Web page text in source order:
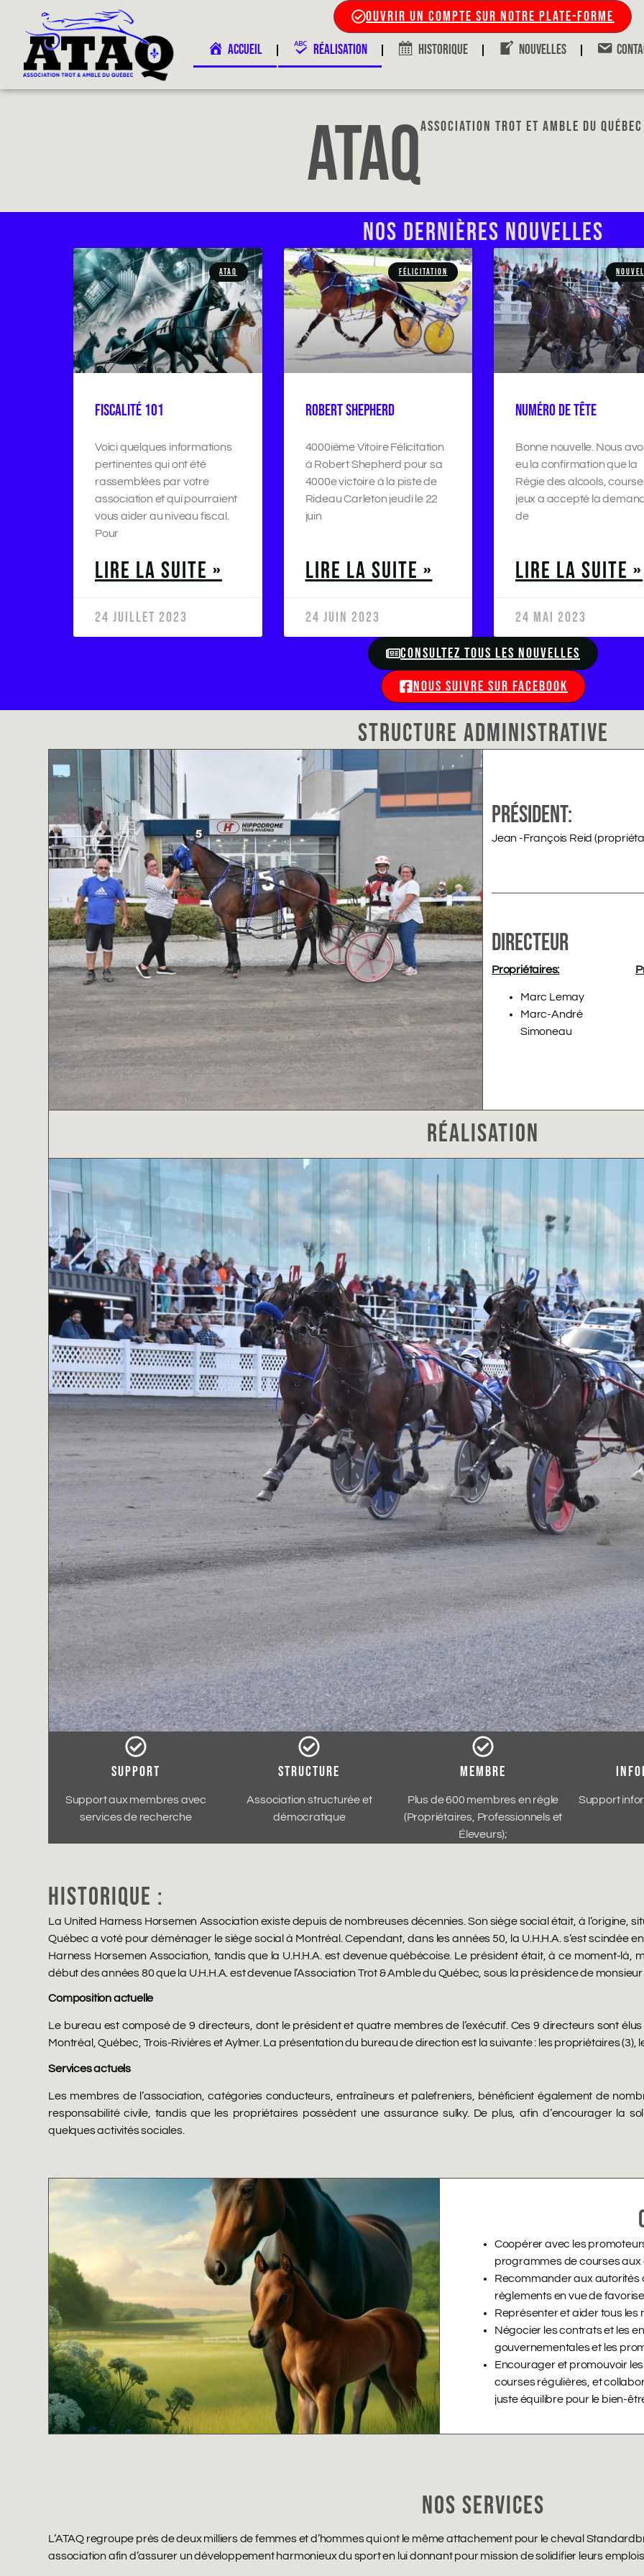
OUVRIR UN COMPTE SUR NOTRE PLATE-FORME
ACCUEIL RÉALISATION HISTORIQUE NOUVELLES
ATAQASSOCIATION TROT ET AMBLE DU QUÉBEC
NOS DERNIÈRES NOUVELLES
ATAQ
FISCALITÉ 101
Voici quelques informations
pertinentes qui ont été
rassemblées par votre
association et qui pourraient
vous aider au niveau fiscal.
Pour
LIRE LA SUITE »
24 JUILLET 2023
FÉLICITATION
ROBERT SHEPHERD
4000ième Vitoire Félicitation
à Robert Shepherd pour sa
4000e victoire à la piste de
Rideau Carleton jeudi le 22
juin
LIRE LA SUITE »
24 JUIN 2023
NUMÉRO DE TÊTE
Bonne nouvelle. Nous
eu la confirmation que la
Régie des alcools,
jeux a accepté la
de
LIRE LA SUITE »
24 MAI 2023
CONSULTEZ TOUS LES NOUVELLES
NOUS SUIVRE SUR FACEBOOK
STRUCTURE ADMINISTRATIVE
PRÉSIDENT:
Jean -François Reid
DIRECTEUR
Propriétaires:
Marc Lemay
Marc-André
Simoneau
RÉALISATION
SUPPORT
Support aux membres avec
services de recherche
STRUCTURE
Association structurée et
démocratique
MEMBRE
Plus de 600 membres en règle
(Propriétaires, Professionnels et
Éleveurs);
Support
HISTORIQUE :
La United Harness Horsemen Association existe depuis de nombreuses décennies. Son siège social était, à l’origine,
Québec a voté pour déménager le siège social à Montréal. Cependant, dans les années 50, la U.H.H.A. s’est scindée
Harness Horsemen Association, tandis que la U.H.H.A. est devenue québécoise. Le président était, à ce moment-là,
début des années 80 que la U.H.H.A. est devenue l’Association Trot & Amble du Québec, sous la présidence de
Composition actuelle
Le bureau est composé de 9 directeurs, dont le président et quatre membres de l’exécutif. Ces 9 directeurs sont
Montréal, Québec, Trois-Rivières et Aylmer. La présentation du bureau de direction est la suivante : les propriétaires (3),
Services actuels
Les membres de l’association, catégories conducteurs, entraîneurs et palefreniers, bénéficient également de
responsabilité civile, tandis que les propriétaires possèdent une assurance sulky. De plus, afin d’encourager la
quelques activités sociales.
Coopérer avec les
programmes de courses
Recommander aux autorités
règlements en vue de
Représenter et aider tous les
Négocier les contrats et les
gouvernementales et les
Encourager et promouvoir
courses régulières, et
juste équilibre pour le bien-
NOS SERVICES
L’ATAQ regroupe près de deux milliers de femmes et d’hommes qui ont le même attachement pour le cheval
association afin d’assurer un développement harmonieux du sport en lui donnant pour mission de solidifier leurs